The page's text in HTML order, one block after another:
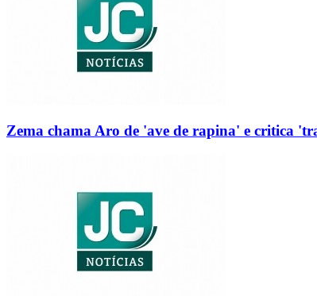
Zema chama Aro de 'ave de rapina' e critica